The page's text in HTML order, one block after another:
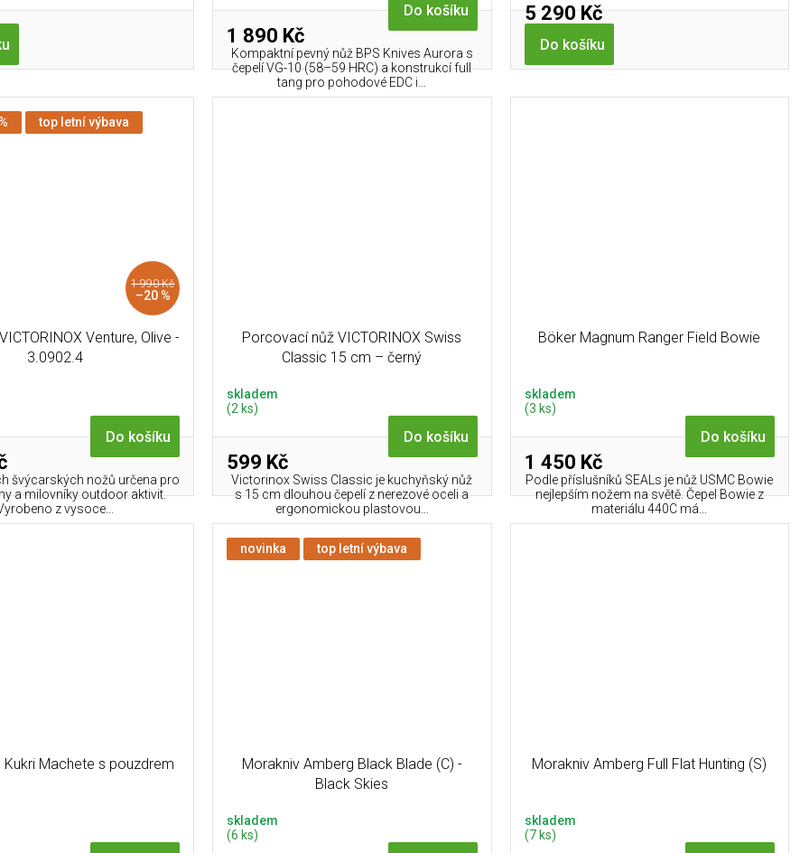
1 890 Kč
Do košíku
Kompaktní pevný nůž BPS Knives Aurora s
čepelí VG-10 (58–59 HRC) a konstrukcí full
tang pro pohodové EDC i...
5 290 Kč
Do košíku
top letní výbava
1 990 Kč
–20 %
Venture, Olive -
3.0902.4
Do košíku
švýcarských nožů určena pro
a milovníky outdoor aktivit.
z vysoce...
Porcovací nůž VICTORINOX Swiss
Classic 15 cm – černý
skladem
(2 ks)
599 Kč
Do košíku
Victorinox Swiss Classic je kuchyňský nůž
s 15 cm dlouhou čepelí z nerezové oceli a
ergonomickou plastovou...
Böker Magnum Ranger Field Bowie
skladem
(3 ks)
1 450 Kč
Do košíku
Podle příslušníků SEALs je nůž USMC Bowie
nejlepším nožem na světě. Čepel Bowie z
materiálu 440C má...
Kukri Machete s pouzdrem
novinka top letní výbava
Morakniv Amberg Black Blade (C) -
Black Skies
skladem
(6 ks)
Morakniv Amberg Full Flat Hunting (S)
skladem
(7 ks)